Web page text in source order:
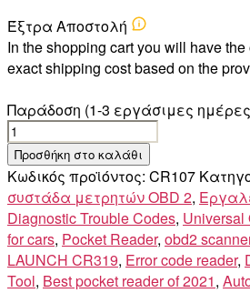
Έξτρα Αποστολή
In the shopping cart you will have
exact shipping cost based on the
Παράδοση (1-3 εργάσιμες
Launch
CR319
ποσότητα
Προσθήκη στο καλάθι
Κωδικός προϊόντος: CR107
συστάδα μετρητών OBD 2,
Diagnostic Trouble Codes, Universal
for cars, Pocket Reader, obd2
LAUNCH CR319, Error code reader,
Tool, Best pocket reader of 2021,